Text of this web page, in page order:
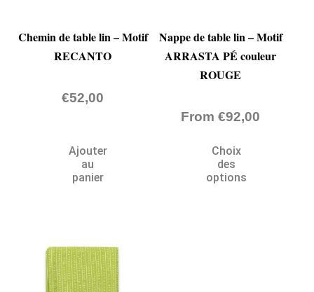
Chemin de table lin – Motif
RECANTO
€52,00
Ajouter
au
panier
Nappe de table lin – Motif
ARRASTA PÉ couleur
ROUGE
From €92,00
Choix
des
options